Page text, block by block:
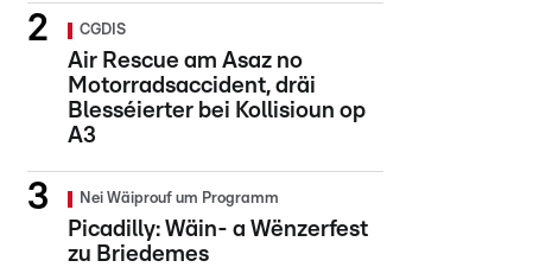
CGDIS
Air Rescue am Asaz no
Motorradsaccident, dräi
Blesséierter bei Kollisioun op
A3
Nei Wäiprouf um Programm
Picadilly: Wäin- a Wënzerfest
zu Briedemes